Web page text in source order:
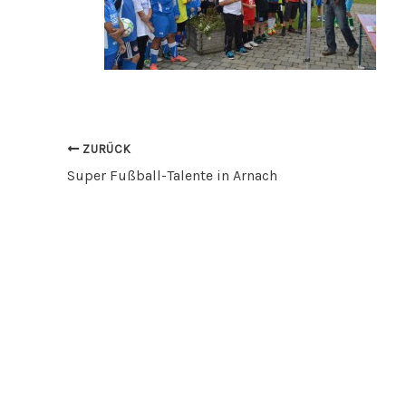
ZURÜCK
Super Fußball-Talente in Arnach